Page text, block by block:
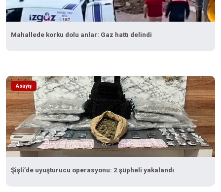
Mahallede korku dolu anlar: Gaz hattı delindi
Asayiş
Şişli’de uyuşturucu operasyonu: 2 şüpheli yakalandı